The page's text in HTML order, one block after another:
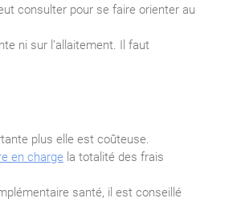
consulter pour se faire orienter au
ni sur l’allaitement. Il faut
plus elle est coûteuse.
en charge la totalité des frais
santé, il est conseillé